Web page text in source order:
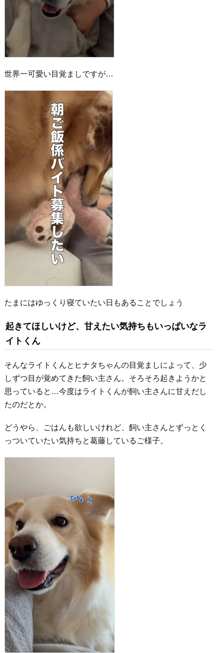
世界一可愛い目覚ましですが…
たまにはゆっくり寝ていたい日もあることでしょう
起きてほしいけど、甘えたい気持ちもいっぱいなラ
イトくん
そんなライトくんとヒナタちゃんの目覚ましによって、少
しずつ目が覚めてきた飼い主さん。そろそろ起きようかと
思っていると…今度はライトくんが飼い主さんに甘えだし
たのだとか。
どうやら、ごはんも欲しいけれど、飼い主さんとずっとく
っついていたい気持ちと葛藤しているご様子。